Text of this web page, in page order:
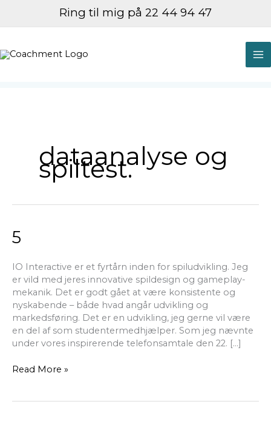
Ring til mig på 22 44 94 47
dataanalyse og
spiltest.
5
IO Interactive er et fyrtårn inden for spiludvikling. Jeg
er vild med jeres innovative spildesign og gameplay-
mekanik. Det er godt gået at være konsistente og
nyskabende – både hvad angår udvikling og
markedsføring. Det er en udvikling, jeg gerne vil være
en del af som studentermedhjælper. Som jeg nævnte
under vores inspirerende telefonsamtale den 22. […]
5
Read More »